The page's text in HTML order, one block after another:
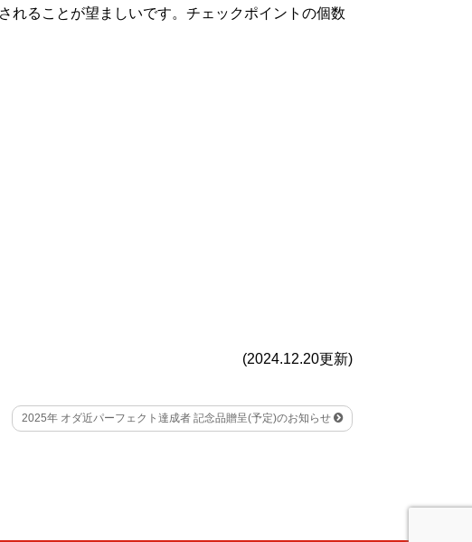
ることが望ましいです。チェックポイントの個数
(2024.12.20更新)
2025年 オダ近パーフェクト達成者 記念品贈呈(予定)のお知らせ